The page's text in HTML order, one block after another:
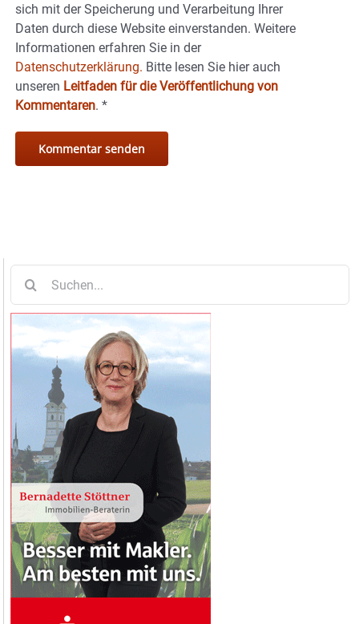
sich mit der Speicherung und Verarbeitung Ihrer
Daten durch diese Website einverstanden. Weitere
Informationen erfahren Sie in der
Datenschutzerklärung. Bitte lesen Sie hier auch
unseren Leitfaden für die Veröffentlichung von
Kommentaren. *
nach: